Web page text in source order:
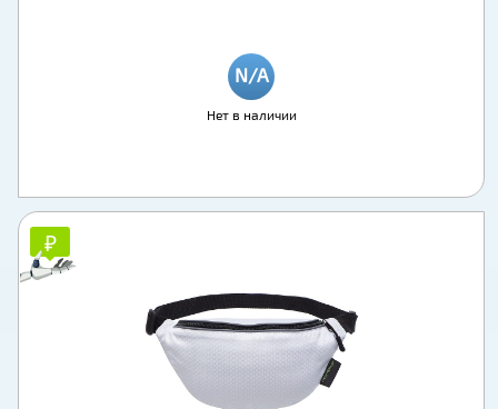
Нет в наличии
₽
₽